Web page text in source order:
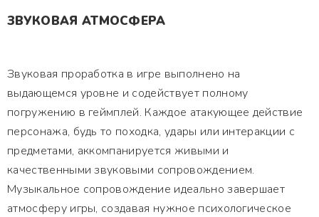
ЗВУКОВАЯ АТМОСФЕРА
Звуковая проработка в игре выполнено на
выдающемся уровне и содействует полному
погружению в геймплей. Каждое атакующее действие
персонажа, будь то походка, удары или интеракции с
предметами, аккомпанируется живыми и
качественными звуковыми сопровождением.
Музыкальное сопровождение идеально завершает
атмосферу игры, создавая нужное психологическое